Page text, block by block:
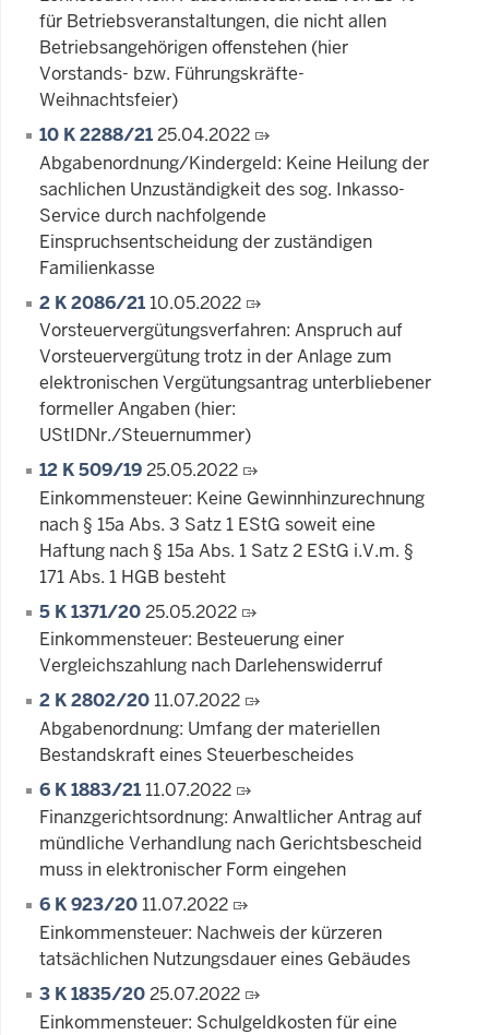
für Betriebsveranstaltungen, die nicht allen
Betriebsangehörigen offenstehen (hier
Vorstands- bzw. Führungskräfte-
Weihnachtsfeier)
10 K 2288/2125.04.2022
Abgabenordnung/Kindergeld: Keine Heilung der
sachlichen Unzuständigkeit des sog. Inkasso-
Service durch nachfolgende
Einspruchsentscheidung der zuständigen
Familienkasse
2 K 2086/2110.05.2022
Vorsteuervergütungsverfahren: Anspruch auf
Vorsteuervergütung trotz in der Anlage zum
elektronischen Vergütungsantrag unterbliebener
formeller Angaben (hier:
UStIDNr./Steuernummer)
12 K 509/1925.05.2022
Einkommensteuer: Keine Gewinnhinzurechnung
nach § 15a Abs. 3 Satz 1 EStG soweit eine
Haftung nach § 15a Abs. 1 Satz 2 EStG i.V.m. §
171 Abs. 1 HGB besteht
5 K 1371/2025.05.2022
Einkommensteuer: Besteuerung einer
Vergleichszahlung nach Darlehenswiderruf
2 K 2802/2011.07.2022
Abgabenordnung: Umfang der materiellen
Bestandskraft eines Steuerbescheides
6 K 1883/2111.07.2022
Finanzgerichtsordnung: Anwaltlicher Antrag auf
mündliche Verhandlung nach Gerichtsbescheid
muss in elektronischer Form eingehen
6 K 923/2011.07.2022
Einkommensteuer: Nachweis der kürzeren
tatsächlichen Nutzungsdauer eines Gebäudes
3 K 1835/2025.07.2022
Einkommensteuer: Schulgeldkosten für eine